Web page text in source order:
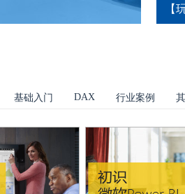
【
基础入门 DAX 行业案例